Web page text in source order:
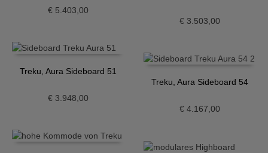
€5.403,00
€ 3.503,00
Treku, Aura Sideboard 51
€3.948,00
Treku, Aura Sideboard 54
€ 4.167,00